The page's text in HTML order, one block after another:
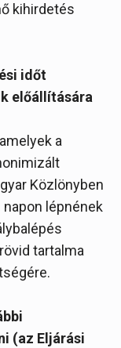
kihirdetés
időt
előállítására
a
Közlönyben
lépnének
tartalma
(az Eljárási